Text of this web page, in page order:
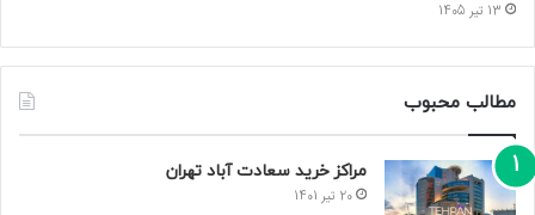
13 تیر 1405
مطالب محبوب
مراکز خرید سعادت‌ آباد تهران
20 تیر 1401